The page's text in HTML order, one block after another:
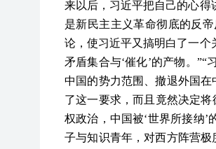
来以后，习近平把自己的心得
是新民主主义革命彻底的反
论，使习近平又搞明白了一
矛盾集合与‘催化’的产物。
中国的势力范围、撤退外国在
了这一要求，而且竟然决定将
权政治，中国被‘世界所接纳
子与知识青年，对西方阵营极